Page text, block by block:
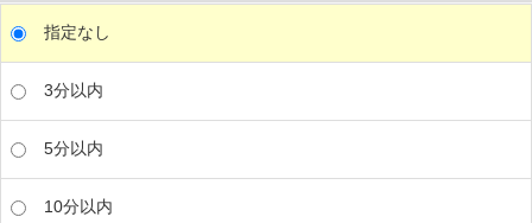
指定なし
3分以内
5分以内
10分以内